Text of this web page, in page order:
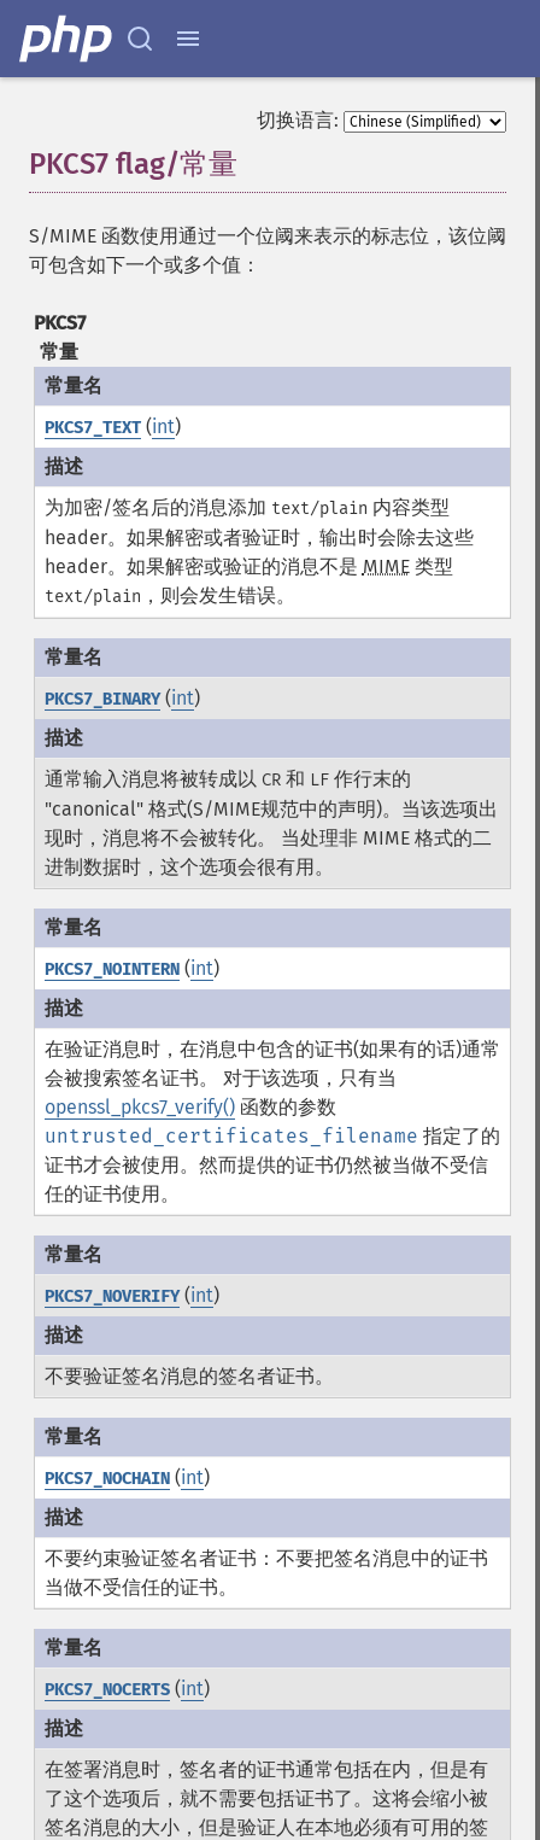
切换语言:
PKCS7 flag/常量
S/MIME 函数使用通过一个位阈来表示的标志位，该位阈
可包含如下一个或多个值：
PKCS7
常量
PKCS7_TEXT(int)
为加密/签名后的消息添加 text/plain 内容类型
header。如果解密或者验证时，输出时会除去这些
header。如果解密或验证的消息不是 MIME类型
text/plain ，则会发生错误。
PKCS7_BINARY(int)
通常输入消息将被转成以 CR和 LF作行末的
"canonical" 格式(S/MIME规范中的声明)。当该选项出
现时，消息将不会被转化。 当处理非 MIME 格式的二
进制数据时，这个选项会很有用。
PKCS7_NOINTERN(int)
在验证消息时，在消息中包含的证书(如果有的话)通常
会被搜索签名证书。 对于该选项，只有当
openssl_pkcs7_verify()函数的参数
untrusted_certificates_filename 指定了的
证书才会被使用。然而提供的证书仍然被当做不受信
任的证书使用。
PKCS7_NOVERIFY(int)
不要验证签名消息的签名者证书。
PKCS7_NOCHAIN(int)
不要约束验证签名者证书：不要把签名消息中的证书
当做不受信任的证书。
PKCS7_NOCERTS(int)
在签署消息时，签名者的证书通常包括在内，但是有
了这个选项后，就不需要包括证书了。这将会缩小被
签名消息的大小，但是验证人在本地必须有可用的签